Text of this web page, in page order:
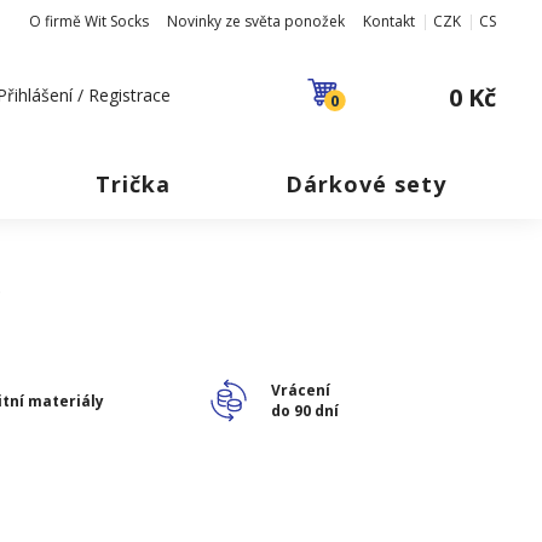
O firmě Wit Socks Novinky ze světa ponožek Kontakt CZK CS
/ Registrace 0 0 Kč
Trička Dárkové sety
materiály
Vrácení
do 90 dní